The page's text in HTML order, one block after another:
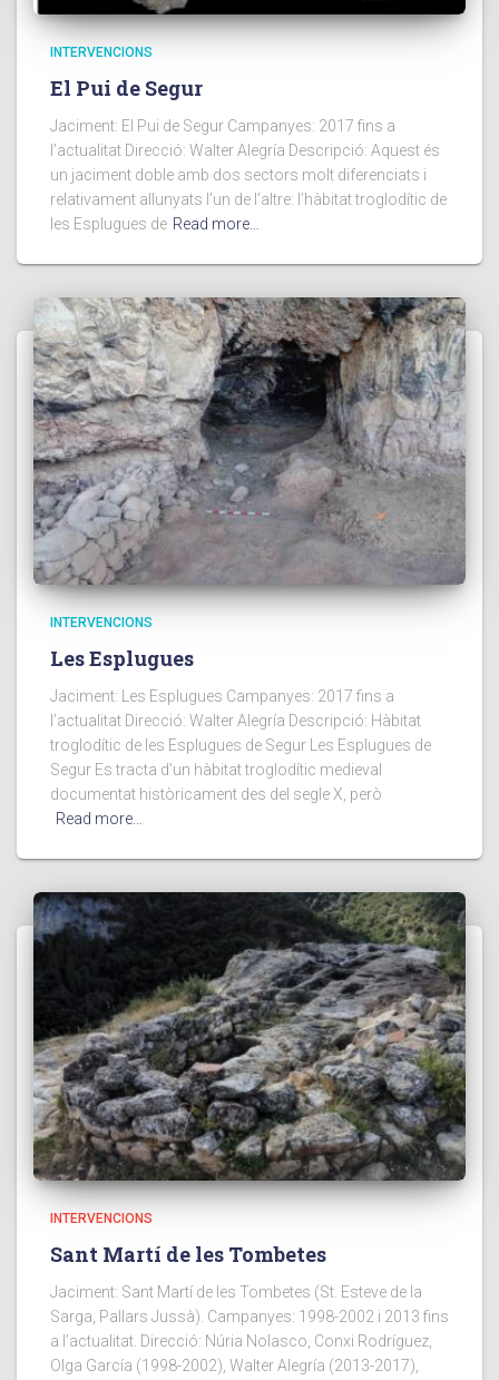
INTERVENCIONS
El Pui de Segur
Jaciment: El Pui de Segur Campanyes: 2017 fins a
l’actualitat Direcció: Walter Alegría Descripció: Aquest és
un jaciment doble amb dos sectors molt diferenciats i
relativament allunyats l’un de l’altre: l’hàbitat troglodític de
les Esplugues de Read more…
INTERVENCIONS
Les Esplugues
Jaciment: Les Esplugues Campanyes: 2017 fins a
l’actualitat Direcció: Walter Alegría Descripció: Hàbitat
troglodític de les Esplugues de Segur Les Esplugues de
Segur Es tracta d’un hàbitat troglodític medieval
documentat històricament des del segle X, però
Read more…
INTERVENCIONS
Sant Martí de les Tombetes
Jaciment: Sant Martí de les Tombetes (St. Esteve de la
Sarga, Pallars Jussà). Campanyes: 1998-2002 i 2013 fins
a l’actualitat. Direcció: Núria Nolasco, Conxi Rodríguez,
Olga García (1998-2002), Walter Alegría (2013-2017),